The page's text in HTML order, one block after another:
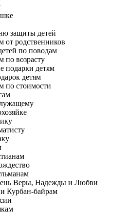
защиты детей
от родственников
по поводам
по возрасту
подарки детям
детям
по стоимости
Веры, Надежды и Любви
Курбан-байрам